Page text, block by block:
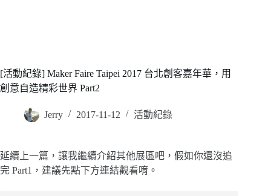
[活動紀錄] Maker Faire Taipei 2017 台北創客嘉年華，用
創意自造精彩世界 Part2
Jerry 2017-11-12 活動紀錄
延續上一篇，讓我繼續介紹其他展區吧，假如你還沒追
完 Part1，建議先點下方連結觀看唷。